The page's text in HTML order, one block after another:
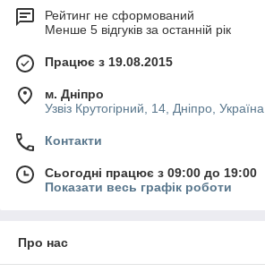
Рейтинг не сформований
Менше 5 відгуків за останній рік
Працює з 19.08.2015
м. Дніпро
Узвіз Крутогірний, 14, Дніпро, Україна
Контакти
Сьогодні працює з 09:00 до 19:00
Показати весь графік роботи
Про нас